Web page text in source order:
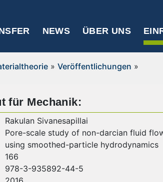
NEWS ÜBER UNS
» Veröffentlichungen »
für Mechanik:
Rakulan Sivanesapillai
Pore-scale study of non-darcian fluid
using smoothed-particle hydrodynamics
166
978-3-935892-44-5